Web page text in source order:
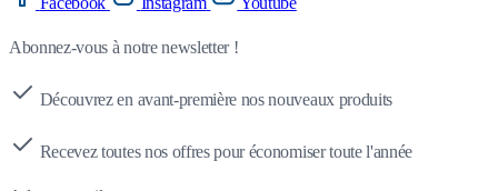
Abonnez-vous à notre newsletter !
Découvrez en avant-première nos nouveaux produits
Recevez toutes nos offres pour économiser toute l'année